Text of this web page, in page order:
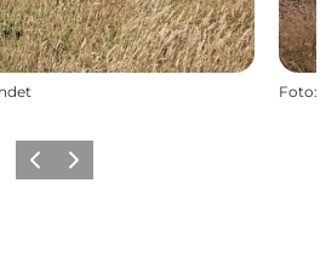
Foto:
ZurückWeiter